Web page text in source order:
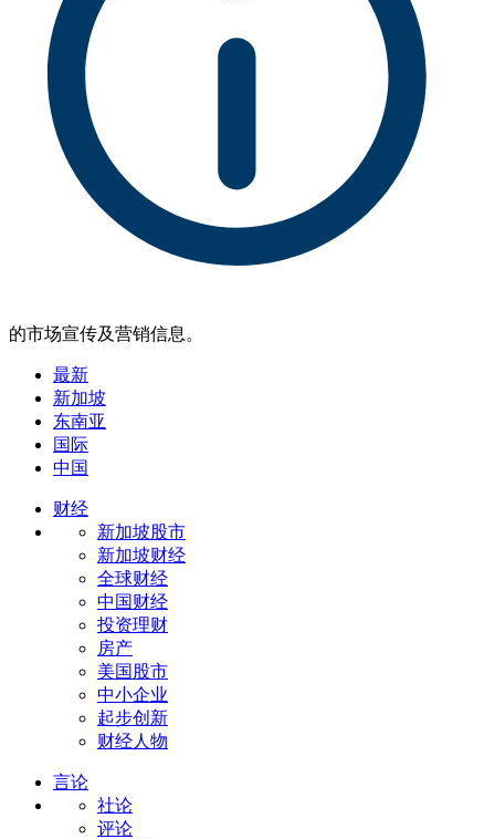
的市场宣传及营销信息。
最新
新加坡
东南亚
国际
中国
财经
新加坡股市
新加坡财经
全球财经
中国财经
投资理财
房产
美国股市
中小企业
起步创新
财经人物
言论
社论
评论